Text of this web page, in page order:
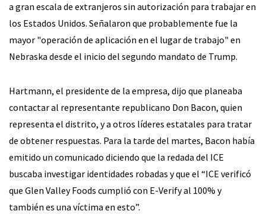
a gran escala de extranjeros sin autorización para trabajar en
los Estados Unidos. Señalaron que probablemente fue la
mayor "operación de aplicación en el lugar de trabajo" en
Nebraska desde el inicio del segundo mandato de Trump.
Hartmann, el presidente de la empresa, dijo que planeaba
contactar al representante republicano Don Bacon, quien
representa el distrito, y a otros líderes estatales para tratar
de obtener respuestas. Para la tarde del martes, Bacon había
emitido un comunicado diciendo que la redada del ICE
buscaba investigar identidades robadas y que el “ICE verificó
que Glen Valley Foods cumplió con E-Verify al 100% y
también es una víctima en esto”.